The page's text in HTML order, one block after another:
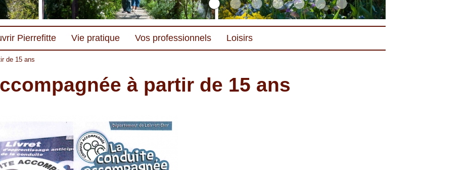
Pierrefitte Vie pratique Vos professionnels Loisirs
de 15 ans
à partir de 15 ans